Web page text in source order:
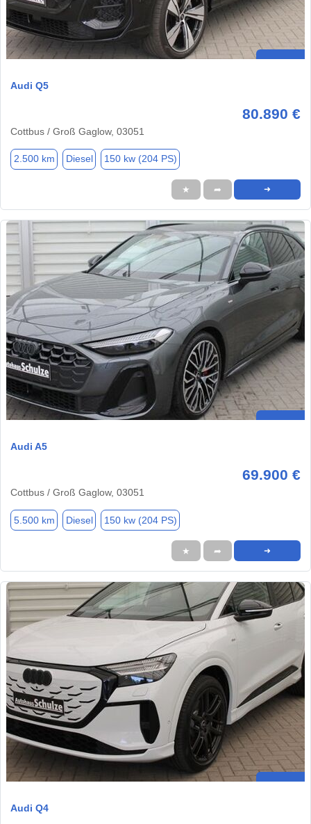
Audi Q5
80.890 €
Cottbus / Groß Gaglow, 03051
2.500 km Diesel 150 kw (204 PS)
★ ➦ ➜
Audi A5
69.900 €
Cottbus / Groß Gaglow, 03051
5.500 km Diesel 150 kw (204 PS)
★ ➦ ➜
Audi Q4